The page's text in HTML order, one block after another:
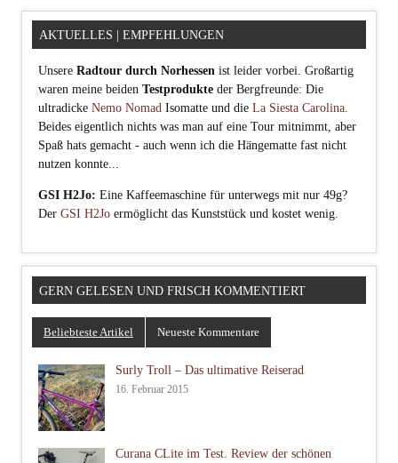
AKTUELLES | EMPFEHLUNGEN
Unsere Radtour durch Norhessen ist leider vorbei. Großartig
waren meine beiden Testprodukte der Bergfreunde: Die
ultradicke Nemo Nomad Isomatte und die La Siesta Carolina
Beides eigentlich nichts was man auf eine Tour mitnimmt, aber
Spaß hats gemacht - auch wenn ich die Hängematte fast nicht
nutzen konnte...
GSI H2Jo: Eine Kaffeemaschine für unterwegs mit nur 49g?
Der GSI H2Jo ermöglicht das Kunststück und kostet wenig.
GERN GELESEN UND FRISCH KOMMENTIERT
Beliebteste Artikel Neueste Kommentare
Surly Troll – Das ultimative Reiserad
16. Februar 2015
Curana CLite im Test. Review der schönen